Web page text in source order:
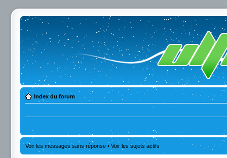
Index du forum
Voir les messages sans réponse • Voir les sujets actifs